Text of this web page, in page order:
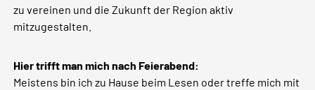
zu vereinen und die Zukunft der Region aktiv
mitzugestalten.
Hier trifft man mich nach Feierabend:
Meistens bin ich zu Hause beim Lesen oder treffe mich mit